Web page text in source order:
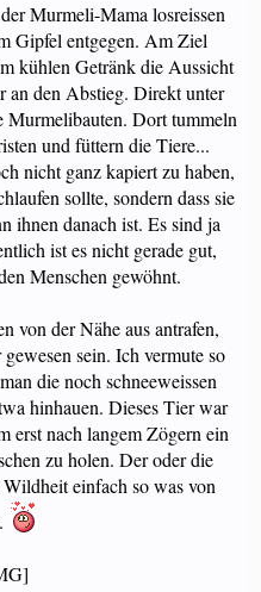
Murmeli-Mama losreissen
Gipfel entgegen. Am Ziel
kühlen Getränk die Aussicht
an den Abstieg. Direkt unter
Murmelibauten. Dort tummeln
und füttern die Tiere...
nicht ganz kapiert zu haben,
sollte, sondern dass sie
ihnen danach ist. Es sind ja
ist es nicht gerade gut,
Menschen gewöhnt.
von der Nähe aus antrafen,
sein. Ich vermute so
die noch schneeweissen
hinhauen. Dieses Tier war
erst nach langem Zögern ein
zu holen. Der oder die
einfach so was von